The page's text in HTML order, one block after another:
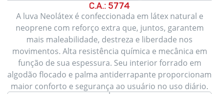
C.A.: 5774
A luva Neolátex é confeccionada em látex natural e
neoprene com reforço extra que, juntos, garantem
mais maleabilidade, destreza e liberdade nos
movimentos. Alta resistência química e mecânica em
função de sua espessura. Seu interior forrado em
algodão flocado e palma antiderrapante proporcionam
maior conforto e segurança ao usuário no uso diário.